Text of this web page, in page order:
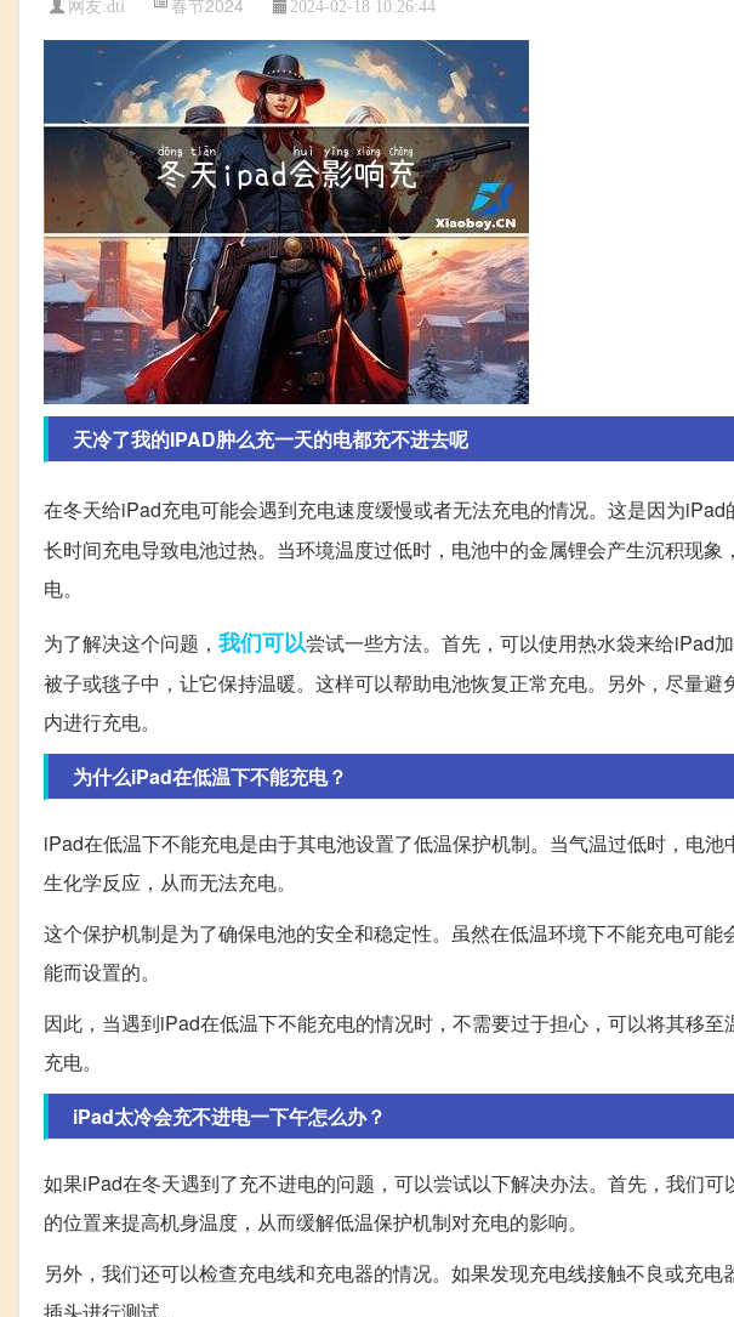
网友:dti 2024-02-18 10:26:44
天冷了我的IPAD肿么充一天的电都充不进去呢
在冬天给iPad充电可能会遇到充电速度缓慢或者无法充电的情况。这是因为iPad
长时间充电导致电池过热。当环境温度过低时，电池中的金属锂会产生沉积现
电。
为了解决这个问题， 我们可以尝试一些方法。首先，可以使用热水袋来给iPad
被子或毯子中，让它保持温暖。这样可以帮助电池恢复正常充电。另外，尽量
内进行充电。
为什么iPad在低温下不能充电？
iPad在低温下不能充电是由于其电池设置了低温保护机制。当气温过低时，电
生化学反应，从而无法充电。
这个保护机制是为了确保电池的安全和稳定性。虽然在低温环境下不能充电可
能而设置的。
因此，当遇到iPad在低温下不能充电的情况时，不需要过于担心，可以将其移
充电。
iPad太冷会充不进电一下午怎么办？
如果iPad在冬天遇到了充不进电的问题，可以尝试以下解决办法。首先，我们
的位置来提高机身温度，从而缓解低温保护机制对充电的影响。
另外，我们还可以检查充电线和充电器的情况。如果发现充电线接触不良或充
插头进行测试。